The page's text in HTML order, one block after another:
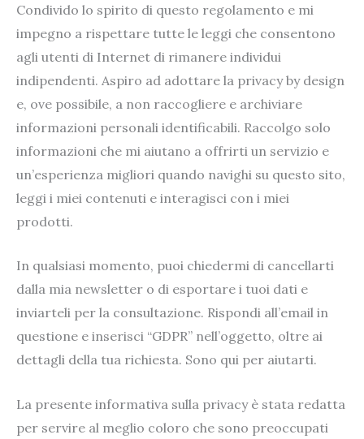
Condivido lo spirito di questo regolamento e mi
impegno a rispettare tutte le leggi che consentono
agli utenti di Internet di rimanere individui
indipendenti. Aspiro ad adottare la privacy by design
e, ove possibile, a non raccogliere e archiviare
informazioni personali identificabili. Raccolgo solo
informazioni che mi aiutano a offrirti un servizio e
un’esperienza migliori quando navighi su questo sito,
leggi i miei contenuti e interagisci con i miei
prodotti.
In qualsiasi momento, puoi chiedermi di cancellarti
dalla mia newsletter o di esportare i tuoi dati e
inviarteli per la consultazione. Rispondi all’email in
questione e inserisci “GDPR” nell’oggetto, oltre ai
dettagli della tua richiesta. Sono qui per aiutarti.
La presente informativa sulla privacy è stata redatta
per servire al meglio coloro che sono preoccupati